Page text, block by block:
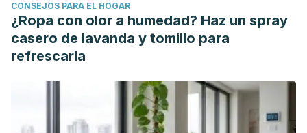
CONSEJOS PARA EL HOGAR
¿Ropa con olor a humedad? Haz un spray
casero de lavanda y tomillo para
refrescarla